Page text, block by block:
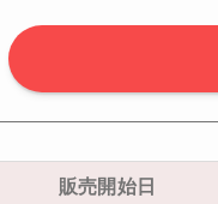
販売開始日